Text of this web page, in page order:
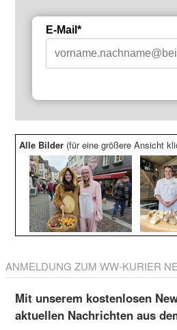
E-Mail*
Alle Bilder (für eine größere Ansicht
ANMELDUNG ZUM WW-KURIER
Mit unserem kostenlosen
aktuellen Nachrichten aus